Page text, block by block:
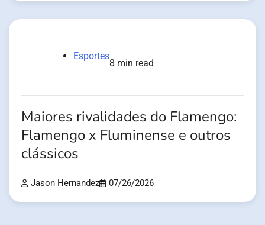
Esportes
8 min read
Maiores rivalidades do Flamengo:
Flamengo x Fluminense e outros
clássicos
Jason Hernandez 07/26/2026